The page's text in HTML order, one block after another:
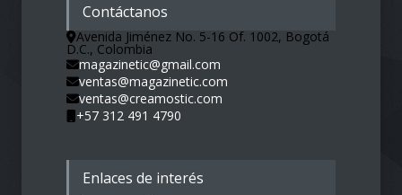
Contáctanos
Avenida Jiménez No. 5-16 Of. 1002, Bogotá
D.C., Colombia
magazinetic@gmail.com
ventas@magazinetic.com
ventas@creamostic.com
+57 312 491 4790
Enlaces de interés